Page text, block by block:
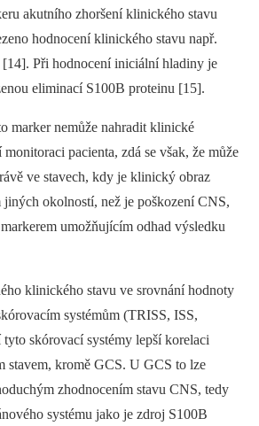
akutního zhoršení klinického stavu
hodnocení klinického stavu např.
Při hodnocení iniciální hladiny je
eliminací S100B proteinu [15].
marker nemůže nahradit klinické
pacienta, zdá se však, že může
ve stavech, kdy je klinický obraz
okolností, než je poškození CNS,
umožňujícím odhad výsledku
klinického stavu ve srovnání hodnoty
systémům (TRISS, ISS,
skórovací systémy lepší korelaci
stavem, kromě GCS. U GCS to lze
zhodnocením stavu CNS, tedy
systému jako je zdroj S100B